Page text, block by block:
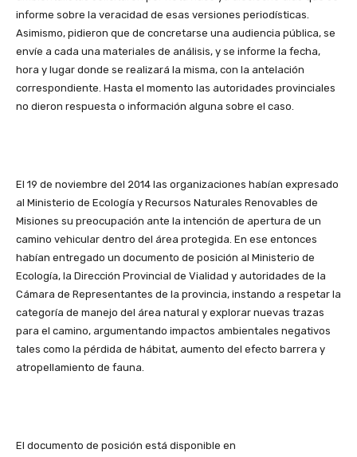
informe sobre la veracidad de esas versiones periodísticas.
Asimismo, pidieron que de concretarse una audiencia pública, se
envíe a cada una materiales de análisis, y se informe la fecha,
hora y lugar donde se realizará la misma, con la antelación
correspondiente. Hasta el momento las autoridades provinciales
no dieron respuesta o información alguna sobre el caso.
El 19 de noviembre del 2014 las organizaciones habían expresado
al Ministerio de Ecología y Recursos Naturales Renovables de
Misiones su preocupación ante la intención de apertura de un
camino vehicular dentro del área protegida. En ese entonces
habían entregado un documento de posición al Ministerio de
Ecología, la Dirección Provincial de Vialidad y autoridades de la
Cámara de Representantes de la provincia, instando a respetar la
categoría de manejo del área natural y explorar nuevas trazas
para el camino, argumentando impactos ambientales negativos
tales como la pérdida de hábitat, aumento del efecto barrera y
atropellamiento de fauna.
El documento de posición está disponible en